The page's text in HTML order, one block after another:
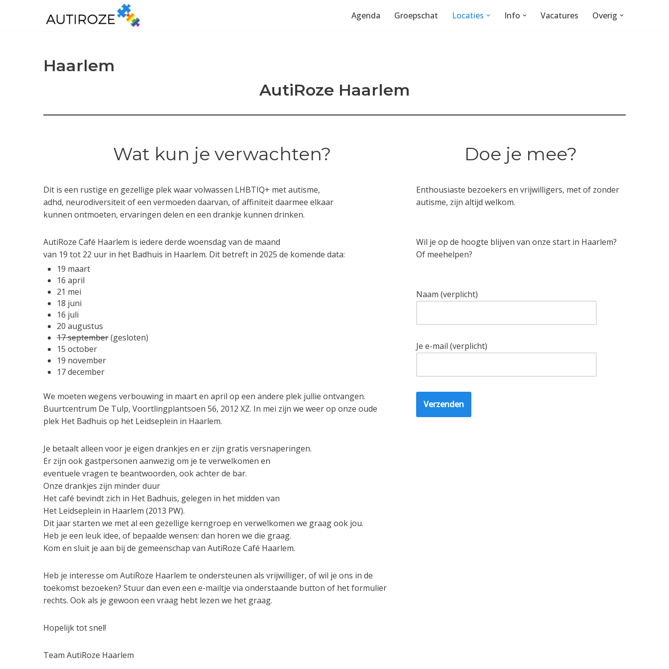
Agenda Groepschat Locaties Info Vacatures Overig
Haarlem
AutiRoze Haarlem
Wat kun je verwachten?
Dit is een rustige en gezellige plek waar volwassen LHBTIQ+ met autisme,
adhd, neurodiversiteit of een vermoeden daarvan, of affiniteit daarmee elkaar
kunnen ontmoeten, ervaringen delen en een drankje kunnen drinken.
AutiRoze Café Haarlem is iedere derde woensdag van de maand
van 19 tot 22 uur in het Badhuis in Haarlem. Dit betreft in 2025 de komende data:
19 maart
16 april
21 mei
18 juni
16 juli
20 augustus
17 september(gesloten)
15 october
19 november
17 december
We moeten wegens verbouwing in maart en april op een andere plek jullie ontvangen.
Buurtcentrum De Tulp, Voortlingplantsoen 56, 2012 XZ. In mei zijn we weer op onze oude
plek Het Badhuis op het Leidseplein in Haarlem.
Je betaalt alleen voor je eigen drankjes en er zijn gratis versnaperingen.
Er zijn ook gastpersonen aanwezig om je te verwelkomen en
eventuele vragen te beantwoorden, ook achter de bar.
Onze drankjes zijn minder duur
Het café bevindt zich in Het Badhuis, gelegen in het midden van
Het Leidseplein in Haarlem (2013 PW).
Dit jaar starten we met al een gezellige kerngroep en verwelkomen we graag ook jou.
Heb je een leuk idee, of bepaalde wensen: dan horen we die graag.
Kom en sluit je aan bij de gemeenschap van AutiRoze Café Haarlem.
Heb je interesse om AutiRoze Haarlem te ondersteunen als vrijwilliger, of wil je ons in de
toekomst bezoeken? Stuur dan even een e-mailtje via onderstaande button of het formulier
rechts. Ook als je gewoon een vraag hebt lezen we het graag.
Hopelijk tot snel!
Team AutiRoze Haarlem
Doe je mee?
Enthousiaste bezoekers en vrijwilligers, met of zonder
autisme, zijn altijd welkom.
Wil je op de hoogte blijven van onze start in Haarlem?
Of meehelpen?
Naam (verplicht)
Je e-mail (verplicht)